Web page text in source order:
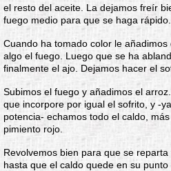
el resto del aceite. La dejamos freír
fuego medio para que se haga rápido.
Cuando ha tomado color le
algo el fuego. Luego que se ha
finalmente el ajo. Dejamos hacer el
Subimos el fuego y añadimos el
que incorpore por igual el sofrito, y -
potencia- echamos todo el caldo,
pimiento rojo.
Revolvemos bien para que se
hasta que el caldo quede en su punto